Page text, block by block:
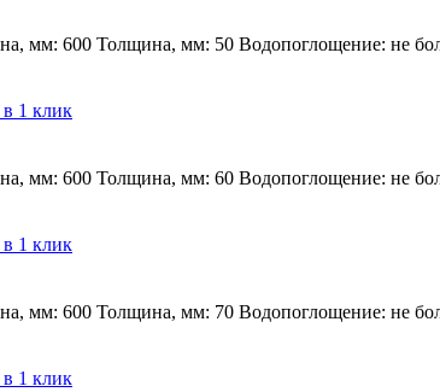
мм: 600 Толщина, мм: 50 Водопоглощение: не
1 клик
мм: 600 Толщина, мм: 60 Водопоглощение: не
1 клик
мм: 600 Толщина, мм: 70 Водопоглощение: не
1 клик